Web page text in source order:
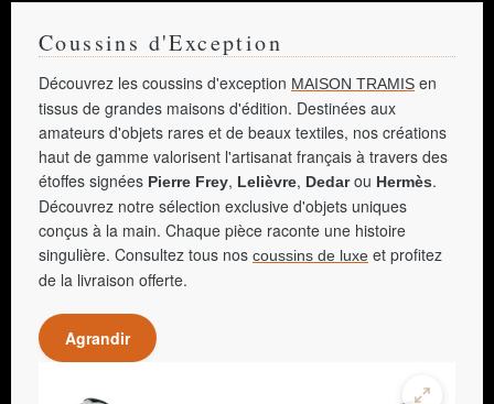
Coussins d'Exception
Découvrez les coussins d'exception MAISON TRAMIS en
tissus de grandes maisons d'édition. Destinées aux
amateurs d'objets rares et de beaux textiles, nos créations
haut de gamme valorisent l'artisanat français à travers des
étoffes signées Pierre Frey, Lelièvre, Dedarou Hermès.
Découvrez notre sélection exclusive d'objets uniques
conçus à la main. Chaque pièce raconte une histoire
singulière. Consultez tous nos coussins de luxe et profitez
de la livraison offerte.
Agrandir